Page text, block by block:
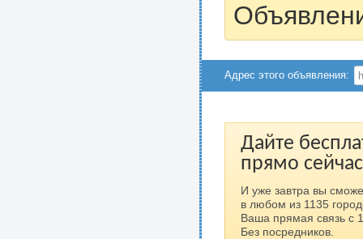
Адрес этого объявления:
Дайте
прямо
И уже завтра вы
в любом из 1135
Ваша прямая связь с
Без посредников.